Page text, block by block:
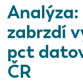
Analýza:
zabrzdí
pct
ČR